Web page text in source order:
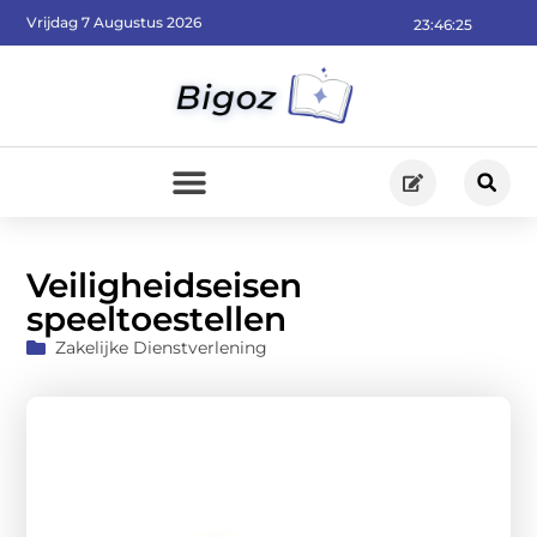
23:46:27
Vrijdag 7 Augustus 2026
Veiligheidseisen
speeltoestellen
Zakelijke Dienstverlening